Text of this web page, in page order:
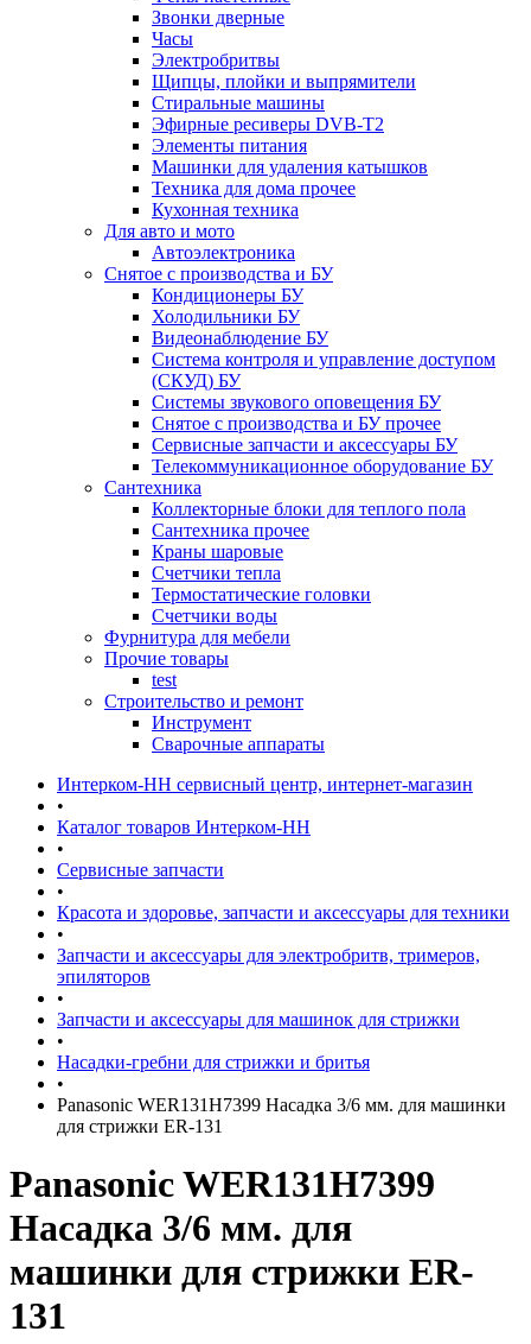
Звонки дверные
Часы
Электробритвы
Щипцы, плойки и выпрямители
Стиральные машины
Эфирные ресиверы DVB-T2
Элементы питания
Машинки для удаления катышков
Техника для дома прочее
Кухонная техника
Для авто и мото
Автоэлектроника
Снятое с производства и БУ
Кондиционеры БУ
Холодильники БУ
Видеонаблюдение БУ
Система контроля и управление доступом
(СКУД) БУ
Системы звукового оповещения БУ
Снятое с производства и БУ прочее
Сервисные запчасти и аксессуары БУ
Телекоммуникационное оборудование БУ
Сантехника
Коллекторные блоки для теплого пола
Сантехника прочее
Краны шаровые
Счетчики тепла
Термоcтатические головки
Счетчики воды
Фурнитура для мебели
Прочие товары
test
Строительство и ремонт
Инструмент
Сварочные аппараты
Интерком-НН сервисный центр, интернет-магазин
•
Каталог товаров Интерком-НН
•
Сервисные запчасти
•
Красота и здоровье, запчасти и аксессуары для техники
•
Запчасти и аксессуары для электробритв, тримеров,
эпиляторов
•
Запчасти и аксессуары для машинок для стрижки
•
Насадки-гребни для стрижки и бритья
•
Panasonic WER131H7399 Насадка 3/6 мм. для машинки
для стрижки ER-131
Panasonic WER131H7399
Насадка 3/6 мм. для
машинки для стрижки ER-
131